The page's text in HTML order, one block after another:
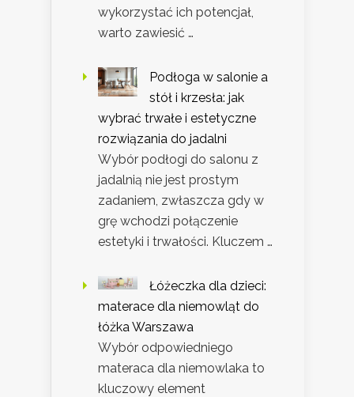
wykorzystać ich potencjał,
warto zawiesić …
Podłoga w salonie a
stół i krzesła: jak
wybrać trwałe i estetyczne
rozwiązania do jadalni
Wybór podłogi do salonu z
jadalnią nie jest prostym
zadaniem, zwłaszcza gdy w
grę wchodzi połączenie
estetyki i trwałości. Kluczem …
Łóżeczka dla dzieci:
materace dla niemowląt do
łóżka Warszawa
Wybór odpowiedniego
materaca dla niemowlaka to
kluczowy element